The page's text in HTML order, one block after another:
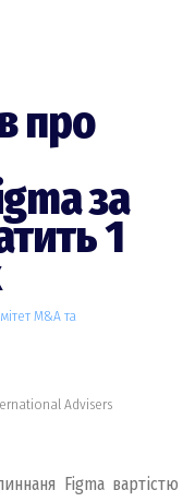
про
за
1
M&A та
Advisers
Figma вартістю